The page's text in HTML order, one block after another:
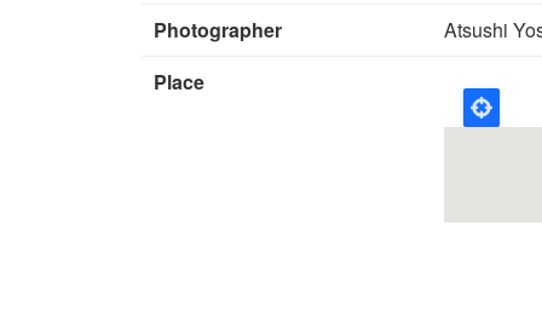
Photographer
Atsushi
Place